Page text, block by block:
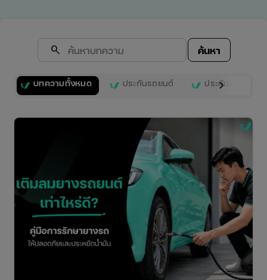
search ค้นหา
บทความทั้งหมด ประกันรถยนต์ ประกันสุขภาพ
keyboard_arrow_right